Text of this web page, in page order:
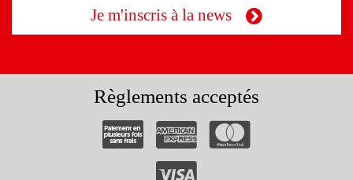
Je m'inscris à la news
Règlements acceptés